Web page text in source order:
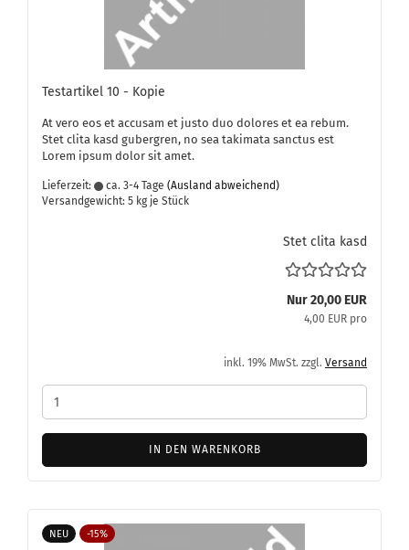
Te­st­ar­ti­kel 10 - Kopie
At vero eos et ac­cu­sam et justo duo do­lo­res et ea rebum.
Stet clita kasd gu­ber­gren, no sea ta­ki­ma­ta sanc­tus est
Lorem ipsum dolor sit amet.
Lieferzeit: ca. 3-4 Tage (Ausland abweichend)
Versandgewicht: 5 kg je Stück
Stet clita kasd
Nur 20,00 EUR
4,00 EUR pro
inkl. 19% MwSt. zzgl. Versand
IN DEN WARENKORB
NEU -15%